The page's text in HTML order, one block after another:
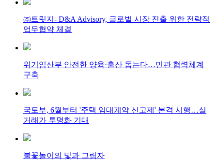
㈜트릿지- D&A Advisory, 글로벌 시장 진출 위한 전략적
업무협약 체결
위기임산부 안전한 양육·출산 돕는다…민관 협력체계
구축
국토부, 6월부터 '주택 임대계약 신고제' 본격 시행…실
거래가 투명화 기대
불꽃놀이의 빛과 그림자